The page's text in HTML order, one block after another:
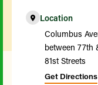
Location
Columbus
between 77th
81st Streets
Get Directions